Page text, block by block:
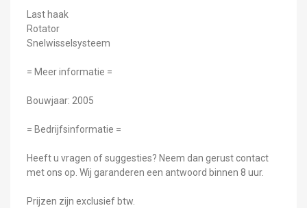
Last haak
Rotator
Snelwisselsysteem
= Meer informatie =
Bouwjaar: 2005
= Bedrijfsinformatie =
Heeft u vragen of suggesties? Neem dan gerust contact
met ons op. Wij garanderen een antwoord binnen 8 uur.
Prijzen zijn exclusief btw.